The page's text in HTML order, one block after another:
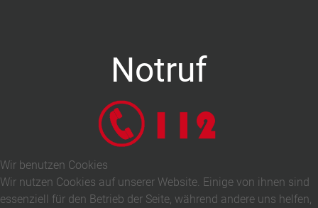
Notruf
Wir benutzen Cookies
Wir nutzen Cookies auf unserer Website. Einige von ihnen sind
essenziell für den Betrieb der Seite, während andere uns helfen,